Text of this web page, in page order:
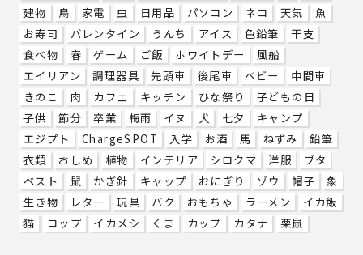
建物
鳥 家電 虫 日用品 パソコン ネコ 天気
魚
お寿司
バレンタイン うんち アイス 色鉛筆
干支
食べ物
春 ゲーム ご飯 ホワイトデー
風船
エイリアン
調理器具 先頭車 後尾車 ベビー
中間車
きのこ
肉 カフェ キッチン ひな祭り
子どもの日
子供
節分 卒業 梅雨 イヌ 犬 七夕
キャンプ
エジプト
ChargeSPOT 入学 お酒 馬 ねずみ
鉛筆
衣類
おしめ 植物 インテリア シロクマ 洋服
ブタ
ベスト
鼠 かぎ針 キャップ おにぎり ゾウ 帽子
象
生き物
レター 玩具 バク おもちゃ ラーメン
イカ飯
猫
コップ イカメシ くま カップ カタナ 栗鼠